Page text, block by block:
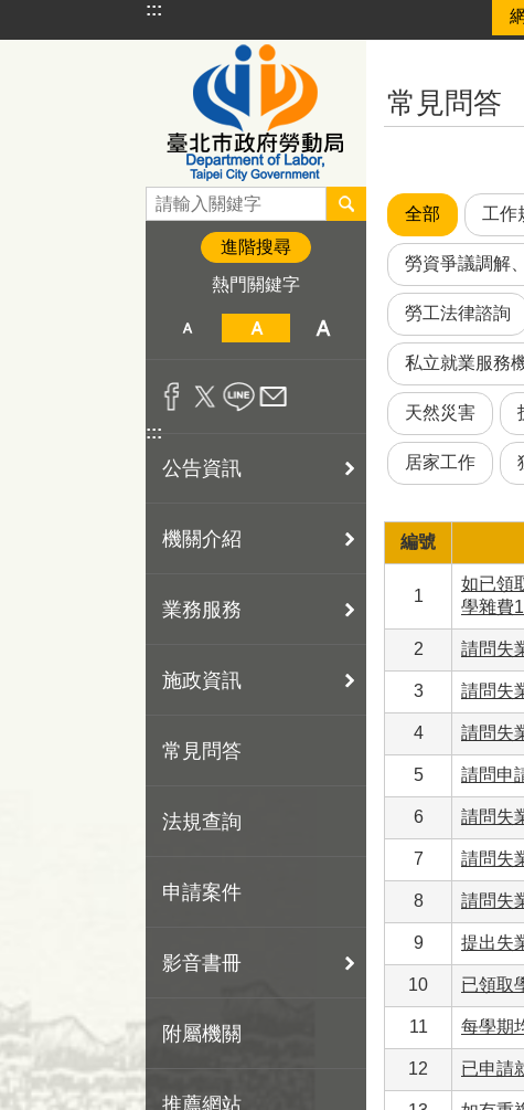
跳到主要內容區塊
:::
進階搜尋
熱門關鍵字
:::
公告資訊
機關介紹
業務服務
施政資訊
常見問答
法規查詢
申請案件
影音書冊
附屬機關
推薦網站
常見問答
全部 工作
勞資爭議調解
勞工法律諮詢
私立就業服務
天然災害
居家工作
編號
1
如已領
學雜費
2 請問失
3 請問失
4 請問失
5 請問申
6 請問失
7 請問失
8 請問失
9 提出失
10 已領取
11 每學期
12 已申請